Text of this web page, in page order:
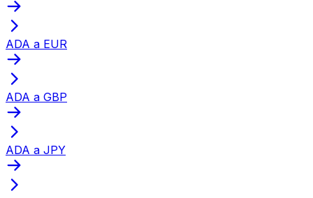
ADA a EUR
ADA a GBP
ADA a JPY